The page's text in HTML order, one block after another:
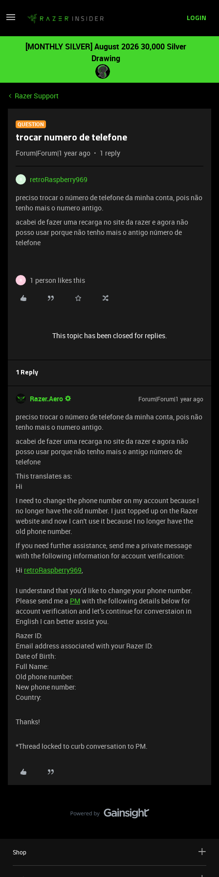
LOGIN
[MONTHLY SILVER] August 2026 30,000 Silver
Drawing
Razer Support
QUESTION
trocar numero de telefone
Forum|Forum|1 year ago 1 reply
R
retroRaspberry969
preciso trocar o número de telefone da minha conta, pois não
tenho mais o numero antigo.
acabei de fazer uma recarga no site da razer e agora não
posso usar porque não tenho mais o antigo número de
telefone
R 1 person likes this
This topic has been closed for replies.
1 Reply
Razer.Aero Forum|Forum|1 year ago
preciso trocar o número de telefone da minha conta, pois não
tenho mais o numero antigo.
acabei de fazer uma recarga no site da razer e agora não
posso usar porque não tenho mais o antigo número de
telefone
This translates as:
Hi
I need to change the phone number on my account because I
no longer have the old number. I just topped up on the Razer
website and now I can't use it because I no longer have the
old phone number.
If you need further assistance, send me a private message
with the following information for account verification:
Hi retroRaspberry969,
I understand that you’d like to change your phone number.
Please send me a PM with the following details below for
account verification and let’s continue for converstaion in
English I can better assist you.
Razer ID:
Email address associated with your Razer ID:
Date of Birth:
Full Name:
Old phone number:
New phone number:
Country:
Thanks!
*Thread locked to curb conversation to PM.
Shop